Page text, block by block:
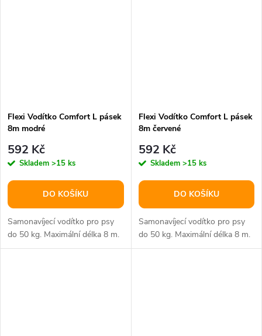
Flexi Vodítko Comfort L pásek
8m modré
592 Kč
Skladem >15 ks
DO KOŠÍKU
Samonavíjecí vodítko pro psy
do 50 kg. Maximální délka 8 m.
Flexi Vodítko Comfort L pásek
8m červené
592 Kč
Skladem >15 ks
DO KOŠÍKU
Samonavíjecí vodítko pro psy
do 50 kg. Maximální délka 8 m.